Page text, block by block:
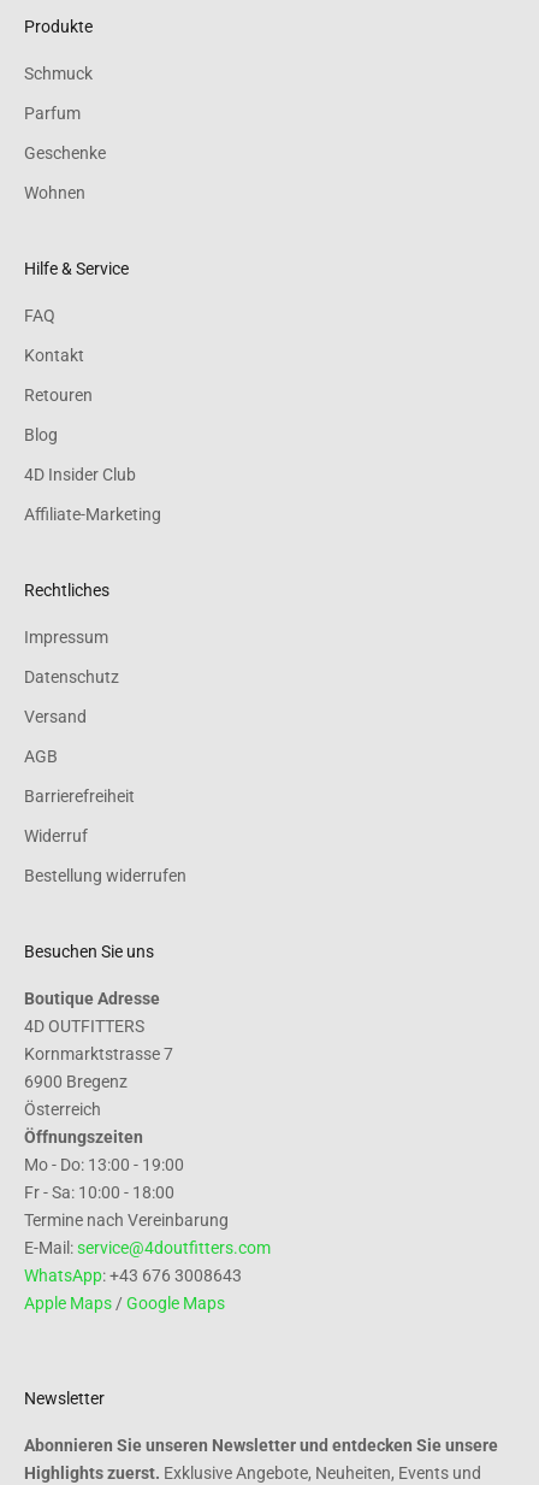
Produkte
Schmuck
Parfum
Geschenke
Wohnen
Hilfe & Service
FAQ
Kontakt
Retouren
Blog
4D Insider Club
Affiliate-Marketing
Rechtliches
Impressum
Datenschutz
Versand
AGB
Barrierefreiheit
Widerruf
Bestellung widerrufen
Besuchen Sie uns
Boutique Adresse
4D OUTFITTERS
Kornmarktstrasse 7
6900 Bregenz
Österreich
Öffnungszeiten
Mo - Do: 13:00 - 19:00
Fr - Sa: 10:00 - 18:00
Termine nach Vereinbarung
E-Mail:service@4doutfitters.com
WhatsApp: +43 676 3008643
Apple Maps / Google Maps
Newsletter
Abonnieren Sie unseren Newsletter und entdecken Sie unsere
Highlights zuerst. Exklusive Angebote, Neuheiten, Events und